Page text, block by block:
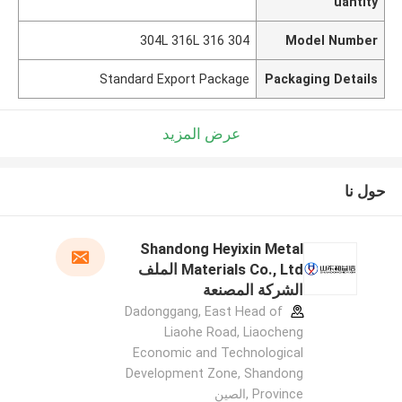
Model Number
304 316 304L 316L
Packaging Details
Standard Export Package
عرض المزيد
حول نا
Shandong Heyixin Metal
Materials Co., Ltd الملف
الشركة المصنعة
Dadonggang, East Head of
Liaohe Road, Liaocheng
Economic and Technological
Development Zone, Shandong
Province ,الصين